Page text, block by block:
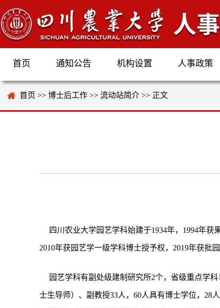
首页 通知公告 机构设置 人事政策
首页 >> 博士后工作 >> 流动站简介 >> 正文
四川农业大学园艺学科始建于1934年，1994年获
2010年获园艺学一级学科博士授予权，2019年获批
园艺学科有副处级建制研究所2个，省级重点学科
士生导师）、副教授33人，60人具有博士学位，28